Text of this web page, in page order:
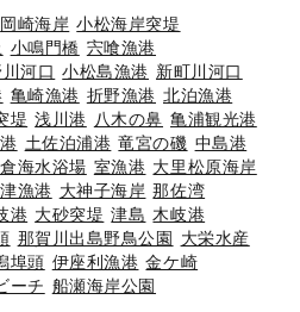
岡崎海岸 小松海岸突堤
小鳴門橋 宍喰漁港
河口 小松島漁港 新町川河口
亀崎漁港 折野漁港 北泊漁港
堤 浅川港 八木の鼻 亀浦観光港
土佐泊浦港 竜宮の磯 中島港
海水浴場 室漁港 大里松原海岸
漁港 大神子海岸 那佐湾
港 大砂突堤 津島 木岐港
那賀川出島野鳥公園 大栄水産
埠頭 伊座利漁港 金ケ崎
ーチ 船瀬海岸公園